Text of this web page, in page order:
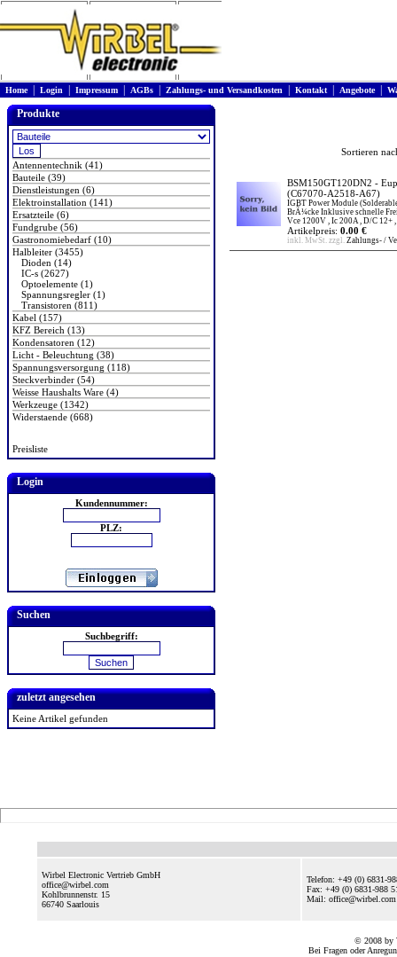
Home| Login Impressum AGBs Zahlungs- und Versandkosten Kontakt| Angebote|
Produkte
Antennentechnik (41)
Bauteile (39)
Dienstleistungen (6)
Elektroinstallation (141)
Ersatzteile (6)
Fundgrube (56)
Gastronomiebedarf (10)
Halbleiter (3455)
Dioden (14)
IC-s (2627)
Optoelemente (1)
Spannungsregler (1)
Transistoren (811)
Kabel (157)
KFZ Bereich (13)
Kondensatoren (12)
Licht - Beleuchtung (38)
Spannungsversorgung (118)
Steckverbinder (54)
Weisse Haushalts Ware (4)
Werkzeuge (1342)
Widerstaende (668)
Preisliste
Login
Kundennummer:
PLZ:
Suchen
Suchbegriff:
zuletzt angesehen
Keine Artikel gefunden
Sortieren
BSM150GT120DN2 -
(C67070-A2518-A67)
IGBT Power Module
BrÃ¼cke Inklusive schnelle
Vce 1200V , Ic 200A , D/C 12+
Artikelpreis: 0.00 €
inkl. MwSt. zzgl. Zahlungs- /
Wirbel Electronic Vertrieb GmbH
office@wirbel.com
Kohlbrunnenstr. 15
66740 Saarlouis
Telefon: +49 (0) 6831-
Fax: +49 (0) 6831-988
Mail:
© 2008 by
Bei Fragen oder